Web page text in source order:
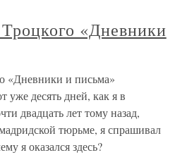
«Дневники
«Дневники и письма»
уже десять дней, как я в
двадцать лет тому назад,
тюрьме, я спрашивал
я оказался здесь?